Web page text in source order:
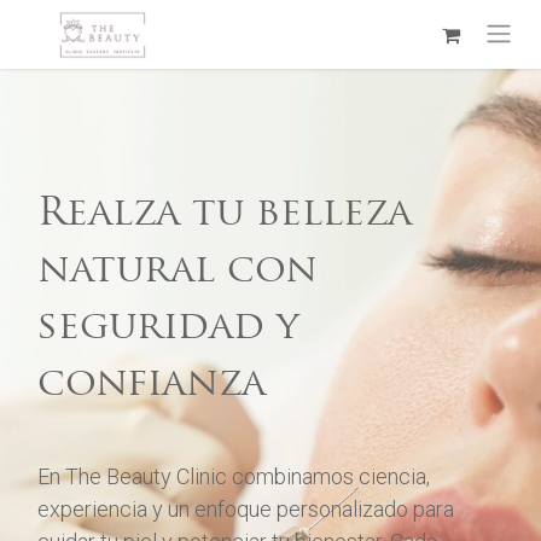
Ir al contenido
Realza tu belleza
natural con
seguridad y
confianza
En The Beauty Clinic combinamos ciencia,
experiencia y un enfoque personalizado para